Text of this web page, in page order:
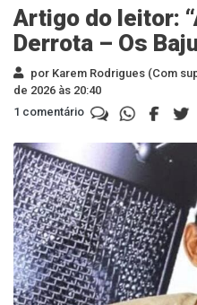
Artigo do leitor:
Derrota – Os
por Karem Rodrigues (Com
de 2026 às 20:40
1 comentário